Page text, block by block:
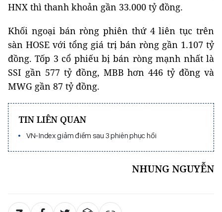
HNX thì thanh khoản gần 33.000 tỷ đồng.
Khối ngoại bán ròng phiên thứ 4 liên tục trên
sàn HOSE với tổng giá trị bán ròng gần 1.107 tỷ
đồng. Tốp 3 cổ phiếu bị bán ròng mạnh nhất là
SSI gần 577 tỷ đồng, MBB hơn 446 tỷ đồng và
MWG gần 87 tỷ đồng.
TIN LIÊN QUAN
VN-Index giảm điểm sau 3 phiên phục hồi
NHUNG NGUYỄN